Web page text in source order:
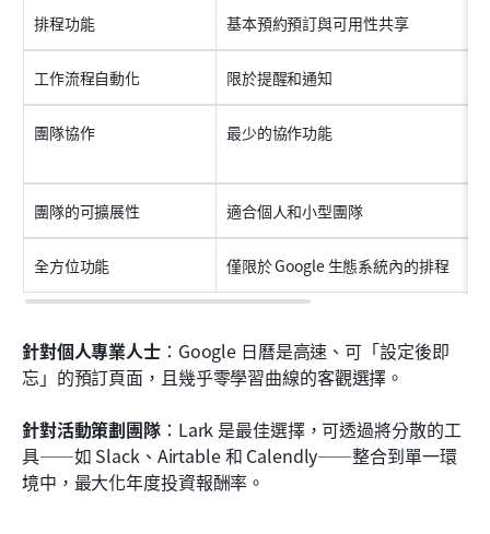
排程功能 基本預約預訂與可用性共享
工作流程自動化 限於提醒和通知
團隊協作 最少的協作功能
團隊的可擴展性 適合個人和小型團隊
全方位功能 僅限於 Google 生態系統內的排程
針對個人專業人士：Google 日曆是高速、可「設定後即
忘」的預訂頁面，且幾乎零學習曲線的客觀選擇。
針對活動策劃團隊：Lark 是最佳選擇，可透過將分散的工
具——如 Slack、Airtable 和 Calendly——整合到單一環
境中，最大化年度投資報酬率。